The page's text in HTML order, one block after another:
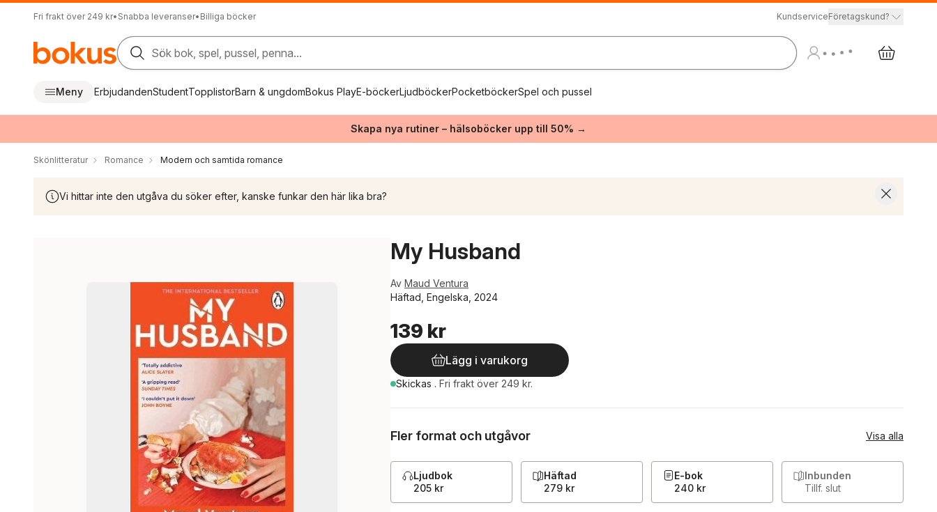
Fri frakt över 249 kr• Snabba leveranser• Billiga böcker KundserviceFöretagskund?
Sök bok, spel, pussel, penna...
Meny ErbjudandenStudentTopplistorBarn & ungdomBokus PlayE-böckerLjudböckerPocketböckerSpel och pussel
Skapa nya rutiner – hälsoböcker upp till 50% →
Skönlitteratur Romance Modern och samtida romance
Vi hittar inte den utgåva du söker efter, kanske funkar den här lika bra?
My Husband
Av Maud Ventura
Häftad, Engelska, 2024
139 kr
Lägg i varukorg
Skickas . Fri frakt över 249 kr.
Fler format och utgåvor Visa alla
Ljudbok
205 kr
Häftad
279 kr
E-bok
240 kr
Inbunden
Tillf. slut